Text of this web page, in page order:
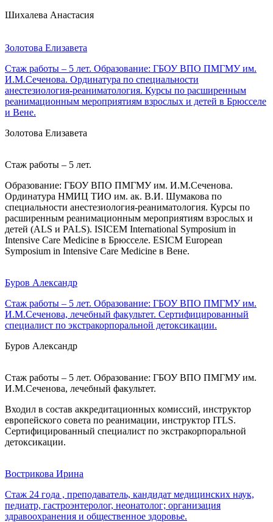
Шихалева Анастасия
Золотова Елизавета
Стаж работы – 5 лет. Образование: ГБОУ ВПО ПМГМУ им.
И.М.Сеченова. Ординатура по специальности
анестезиология-реаниматология. Курсы по расширенным
реанимационным мероприятиям взрослых и детей в Брюсселе
и Вене.
Золотова Елизавета
Стаж работы – 5 лет.
Образование: ГБОУ ВПО ПМГМУ им. И.М.Сеченова.
Ординатура НМИЦ ТИО им. ак. В.И. Шумакова по
специальности анестезиология-реаниматология. Курсы по
расширенным реанимационным мероприятиям взрослых и
детей (ALS и PALS). ISICEM International Symposium in
Intensive Care Medicine в Брюсселе. ESICM European
Symposium in Intensive Care Medicine в Вене.
Буров Александр
Стаж работы – 5 лет. Образование: ГБОУ ВПО ПМГМУ им.
И.М.Сеченова, лечебный факультет. Сертифицированный
специалист по экстракорпоральной детоксикации.
Буров Александр
Стаж работы – 5 лет. Образование: ГБОУ ВПО ПМГМУ им.
И.М.Сеченова, лечебный факультет.
Входил в состав аккредитационных комиссий, инструктор
европейского совета по реанимации, инструктор ITLS.
Сертифицированный специалист по экстракорпоральной
детоксикации.
Вострикова Ирина
Стаж 24 года , преподаватель, кандидат медицинских наук,
педиатр, гастроэнтеролог, неонатолог; организация
здравоохранения и общественное здоровье.